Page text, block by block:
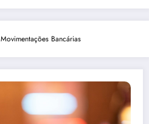
Movimentações Bancárias